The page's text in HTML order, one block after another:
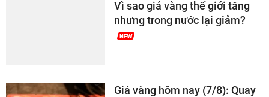
Vì sao giá vàng thế giới tăng
nhưng trong nước lại giảm?
Giá vàng hôm nay (7/8): Quay